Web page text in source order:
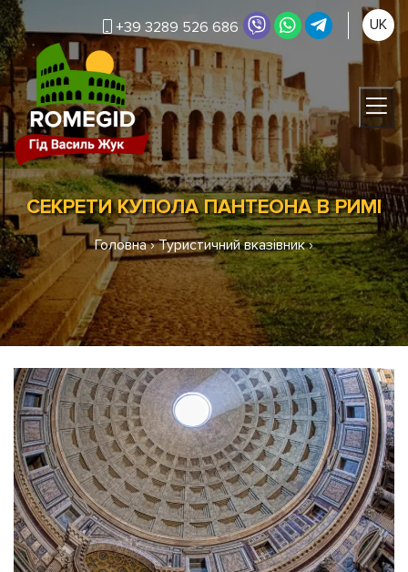
+39 3289 526 686 UK
СЕКРЕТИ КУПОЛА ПАНТЕОНА В РИМІ
Головна›Туристичний вказівник›